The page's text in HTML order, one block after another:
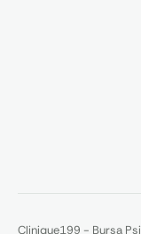
Clinique199 - Bursa